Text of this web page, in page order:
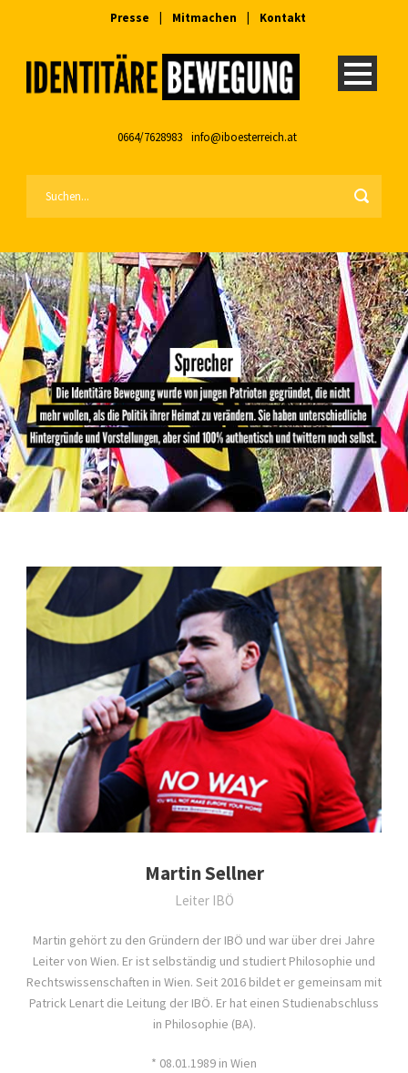
Presse Mitmachen Kontakt
0664/7628983 info@iboesterreich.at
Martin Sellner
Leiter IBÖ
Martin gehört zu den Gründern der IBÖ und war über drei Jahre
Leiter von Wien. Er ist selbständig und studiert Philosophie und
Rechtswissenschaften in Wien. Seit 2016 bildet er gemeinsam mit
Patrick Lenart die Leitung der IBÖ. Er hat einen Studienabschluss
in Philosophie (BA).
* 08.01.1989 in Wien